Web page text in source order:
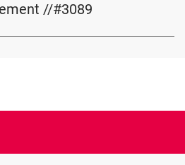
//#3089